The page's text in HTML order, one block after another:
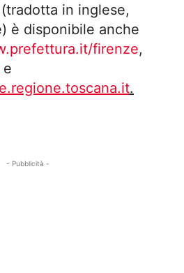
in inglese,
è disponibile anche
firenze,
e
.
- Pubblicità -